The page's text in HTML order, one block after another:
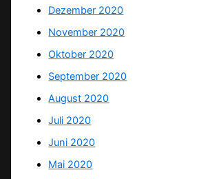
Dezember 2020
November 2020
Oktober 2020
September 2020
August 2020
Juli 2020
Juni 2020
Mai 2020